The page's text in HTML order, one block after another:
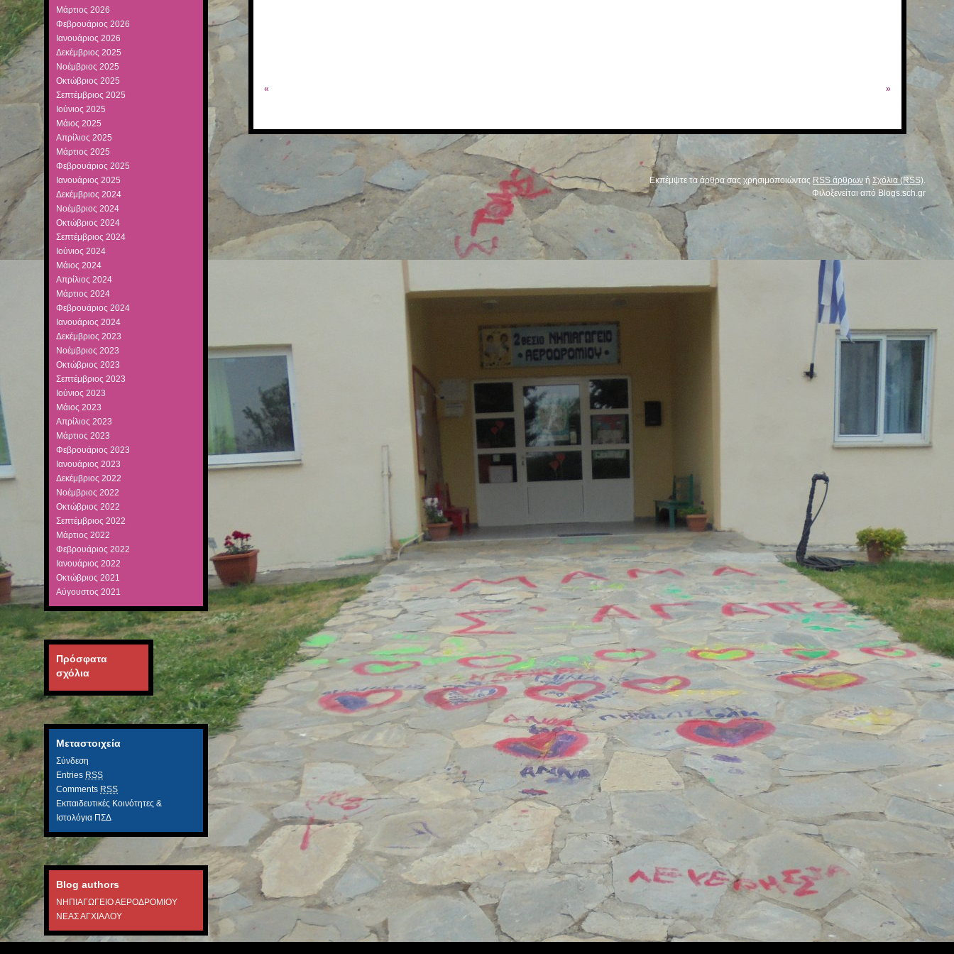
Μάρτιος 2026
Φεβρουάριος 2026
Ιανουάριος 2026
Δεκέμβριος 2025
Νοέμβριος 2025
Οκτώβριος 2025
Σεπτέμβριος 2025
Ιούνιος 2025
Μάιος 2025
Απρίλιος 2025
Μάρτιος 2025
Φεβρουάριος 2025
Ιανουάριος 2025
Δεκέμβριος 2024
Νοέμβριος 2024
Οκτώβριος 2024
Σεπτέμβριος 2024
Ιούνιος 2024
Μάιος 2024
Απρίλιος 2024
Μάρτιος 2024
Φεβρουάριος 2024
Ιανουάριος 2024
Δεκέμβριος 2023
Νοέμβριος 2023
Οκτώβριος 2023
Σεπτέμβριος 2023
Ιούνιος 2023
Μάιος 2023
Απρίλιος 2023
Μάρτιος 2023
Φεβρουάριος 2023
Ιανουάριος 2023
Δεκέμβριος 2022
Νοέμβριος 2022
Οκτώβριος 2022
Σεπτέμβριος 2022
Μάρτιος 2022
Φεβρουάριος 2022
Ιανουάριος 2022
Οκτώβριος 2021
Αύγουστος 2021
Πρόσφατα
σχόλια
Μεταστοιχεία
Σύνδεση
Entries RSS
Comments RSS
Εκπαιδευτικές Κοινότητες &
Ιστολόγια ΠΣΔ
Blog authors
ΝΗΠΙΑΓΩΓΕΙΟ ΑΕΡΟΔΡΟΜΙΟΥ
ΝΕΑΣ ΑΓΧΙΑΛΟΥ
« »
Εκπέμψτε τα άρθρα σας χρησιμοποιώντας RSS άρθρων ή Σχόλια (RSS)
Φιλοξενείται από Blogs.sch.gr